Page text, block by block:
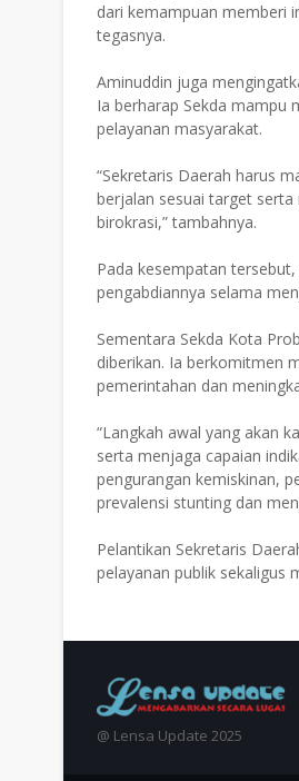
dari kemampuan memberi
tegasnya.
Aminuddin juga
Ia berharap Sekda mampu
pelayanan masyarakat.
“Sekretaris Daerah harus
berjalan sesuai target
birokrasi,” tambahnya.
Pada kesempatan
pengabdiannya selama
Sementara Sekda Kota
diberikan. Ia berkomitmen
pemerintahan dan
“Langkah awal yang akan
serta menjaga capaian
pengurangan kemiskinan,
prevalensi stunting dan
Pelantikan Sekretaris
pelayanan publik sekaligus
@ Lensa Update 2025